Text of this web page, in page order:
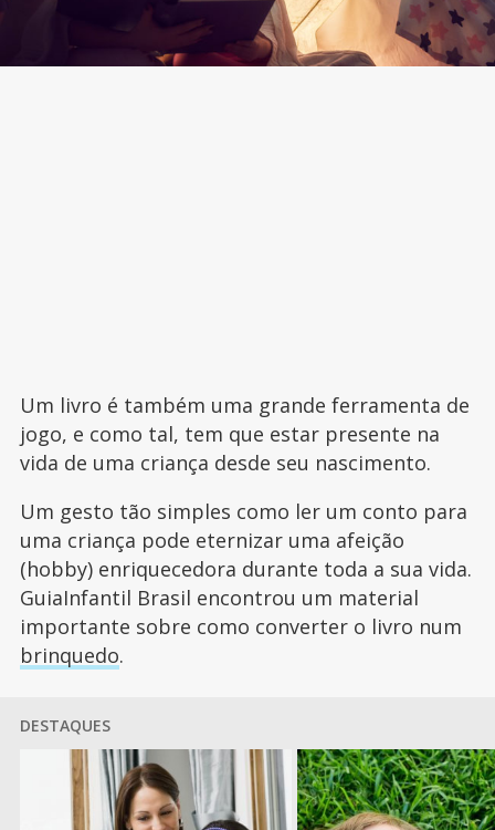
Um livro é também uma grande ferramenta de
jogo, e como tal, tem que estar presente na
vida de uma criança desde seu nascimento.
Um gesto tão simples como ler um conto para
uma criança pode eternizar uma afeição
(hobby) enriquecedora durante toda a sua vida.
GuiaInfantil Brasil encontrou um material
importante sobre como converter o livro num
brinquedo.
DESTAQUES